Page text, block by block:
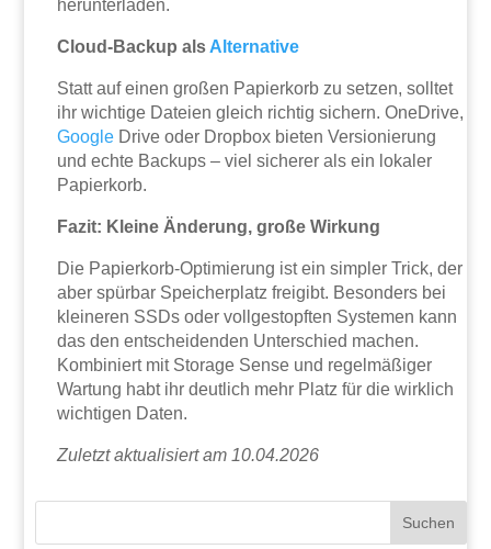
herunterladen.
Cloud-Backup als Alternative
Statt auf einen großen Papierkorb zu setzen, solltet
ihr wichtige Dateien gleich richtig sichern. OneDrive,
Google Drive oder Dropbox bieten Versionierung
und echte Backups – viel sicherer als ein lokaler
Papierkorb.
Fazit: Kleine Änderung, große Wirkung
Die Papierkorb-Optimierung ist ein simpler Trick, der
aber spürbar Speicherplatz freigibt. Besonders bei
kleineren SSDs oder vollgestopften Systemen kann
das den entscheidenden Unterschied machen.
Kombiniert mit Storage Sense und regelmäßiger
Wartung habt ihr deutlich mehr Platz für die wirklich
wichtigen Daten.
Zuletzt aktualisiert am 10.04.2026